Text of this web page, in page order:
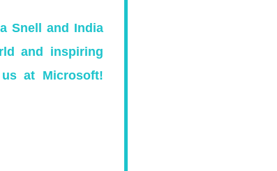
Snell and India
and inspiring
at Microsoft!